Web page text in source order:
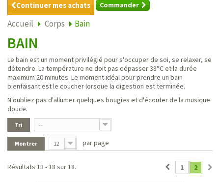
Continuer mes achats Commander
Accueil Corps Bain
BAIN
Le bain est un moment privilégié pour s'occuper de soi, se relaxer, se
détendre. La température ne doit pas dépasser 38°C et la durée
maximum 20 minutes. Le moment idéal pour prendre un bain
bienfaisant est le coucher lorsque la digestion est terminée.
N'oubliez pas d'allumer quelques bougies et d'écouter de la musique
douce.
Tri --
Montrer 12 par page
1 2
Résultats 13 - 18 sur 18.